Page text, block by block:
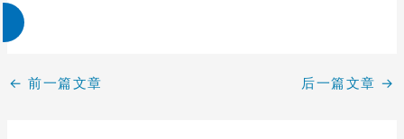
← 前一篇文章 后一篇文章 →